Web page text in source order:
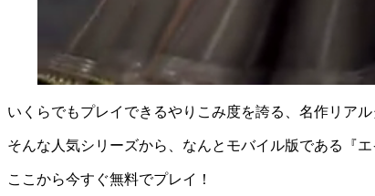
いくらでもプレイできるやりこみ度を誇る、 名作リアル
そんな人気シリーズから、なんとモバイル版である 『
ここから今すぐ無料でプレイ！